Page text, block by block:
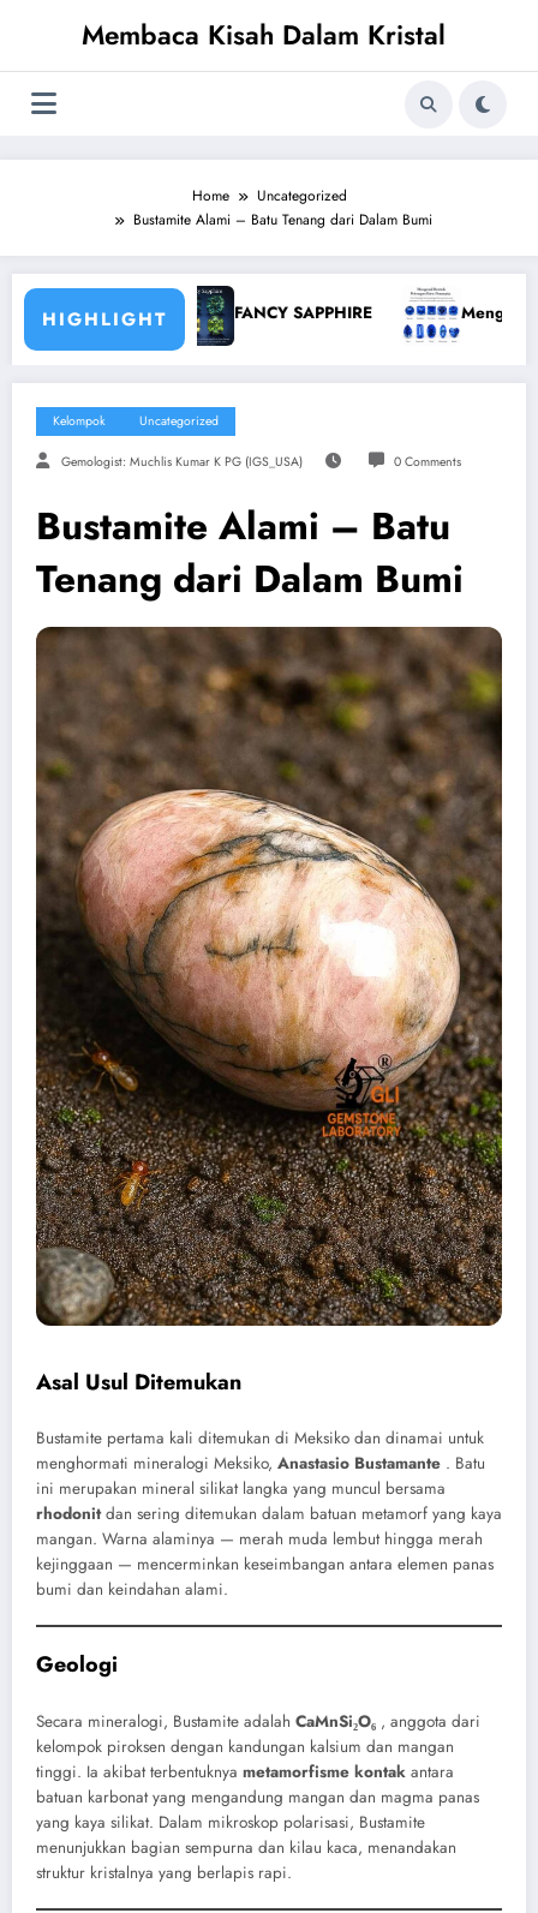
Membaca Kisah Dalam Kristal
Home
Uncategorized
Bustamite Alami – Batu Tenang dari Dalam Bumi
HIGHLIGHTFANCY SAPPHIRE Mengenal Bentuk
Kelompok Uncategorized
Gemologist: Muchlis Kumar K PG (IGS_USA) 0 Comments
Bustamite Alami – Batu
Tenang dari Dalam Bumi
Asal Usul Ditemukan
Bustamite pertama kali ditemukan di Meksiko dan dinamai untuk
menghormati mineralogi Meksiko, Anastasio Bustamante . Batu
ini merupakan mineral silikat langka yang muncul bersama
rhodonitdan sering ditemukan dalam batuan metamorf yang kaya
mangan. Warna alaminya — merah muda lembut hingga merah
kejinggaan — mencerminkan keseimbangan antara elemen panas
bumi dan keindahan alami.
Geologi
Secara mineralogi, Bustamite adalah CaMnSi₂O₆ , anggota dari
kelompok piroksen dengan kandungan kalsium dan mangan
tinggi. Ia akibat terbentuknya metamorfisme kontak antara
batuan karbonat yang mengandung mangan dan magma panas
yang kaya silikat. Dalam mikroskop polarisasi, Bustamite
menunjukkan bagian sempurna dan kilau kaca, menandakan
struktur kristalnya yang berlapis rapi.